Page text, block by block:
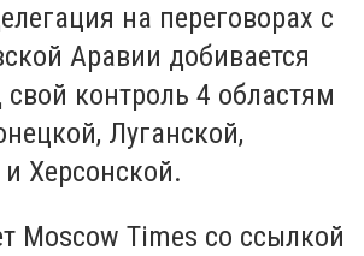
на переговорах с
Аравии добивается
контроль 4 областям
Луганской,
Херсонской.
Moscow Times со ссылкой